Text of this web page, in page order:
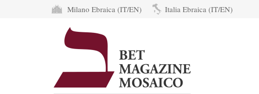
Milano Ebraica (IT/EN) Italia Ebraica (IT/EN)